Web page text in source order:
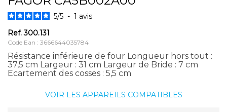
5/5 - 1 avis
Ref.300.131
Code Ean : 3666644035784
Résistance inférieure de four Longueur hors tout :
37,5 cm Largeur : 31 cm Largeur de Bride : 7 cm
Ecartement des cosses : 5,5 cm
VOIR LES APPAREILS COMPATIBLES